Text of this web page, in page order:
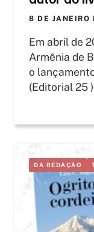
8 DE JANEIRO
Em abril de
Armênia de
o
(Editorial 25
DA REDAÇÃO